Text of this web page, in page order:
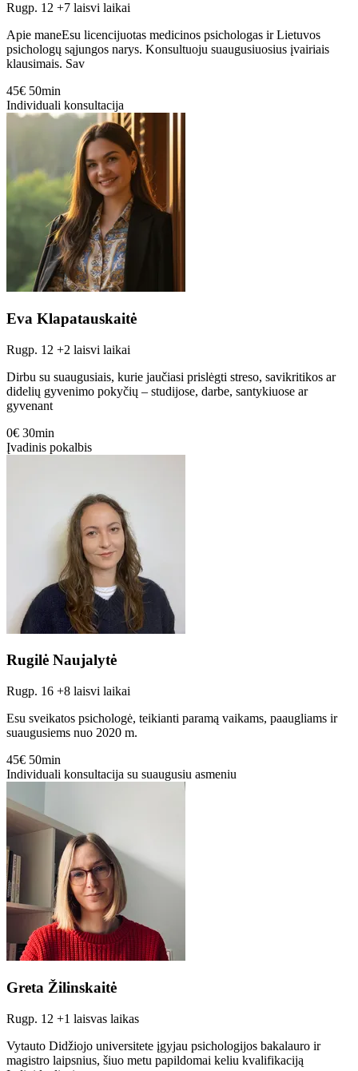
Rugp. 12 +7 laisvi laikai
Apie maneEsu licencijuotas medicinos psichologas ir Lietuvos
psichologų sąjungos narys. Konsultuoju suaugusiuosius įvairiais
klausimais. Sav
45€ 50min
Individuali konsultacija
Eva Klapatauskaitė
Rugp. 12 +2 laisvi laikai
Dirbu su suaugusiais, kurie jaučiasi prislėgti streso, savikritikos ar
didelių gyvenimo pokyčių – studijose, darbe, santykiuose ar
gyvenant
0€ 30min
Įvadinis pokalbis
Rugilė Naujalytė
Rugp. 16 +8 laisvi laikai
Esu sveikatos psichologė, teikianti paramą vaikams, paaugliams ir
suaugusiems nuo 2020 m.
45€ 50min
Individuali konsultacija su suaugusiu asmeniu
Greta Žilinskaitė
Rugp. 12 +1 laisvas laikas
Vytauto Didžiojo universitete įgyjau psichologijos bakalauro ir
magistro laipsnius, šiuo metu papildomai keliu kvalifikaciją